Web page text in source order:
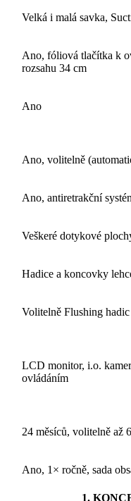
Velká i malá savka,
Ano, fóliová tlačítka k
rozsahu 34 cm
Ano
Ano, volitelně
Ano, antiretrakční
Veškeré dotykové
Hadice a koncovky
Volitelně Flushing
LCD monitor, i.o.
ovládáním
24 měsíců, volitelně až
Ano, 1× ročně, sada
1.